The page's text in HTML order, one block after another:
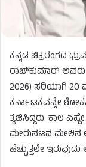
ಕನ್ನಡ ಚಿತ್ರರಂಗದ
ರಾಜ್‌ಕುಮಾರ್ ಅವರು
2026) ಸರಿಯಾಗಿ 20
ಕರ್ನಾಟಕವನ್ನೇ
ತ್ಯಜಿಸಿದ್ದರು. ಕಾಲ
ಮೇರುನಟನ ಮೇಲಿನ
ಹೆಚ್ಚುತ್ತಲೇ